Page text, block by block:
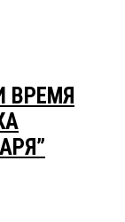
ВРЕМЯ